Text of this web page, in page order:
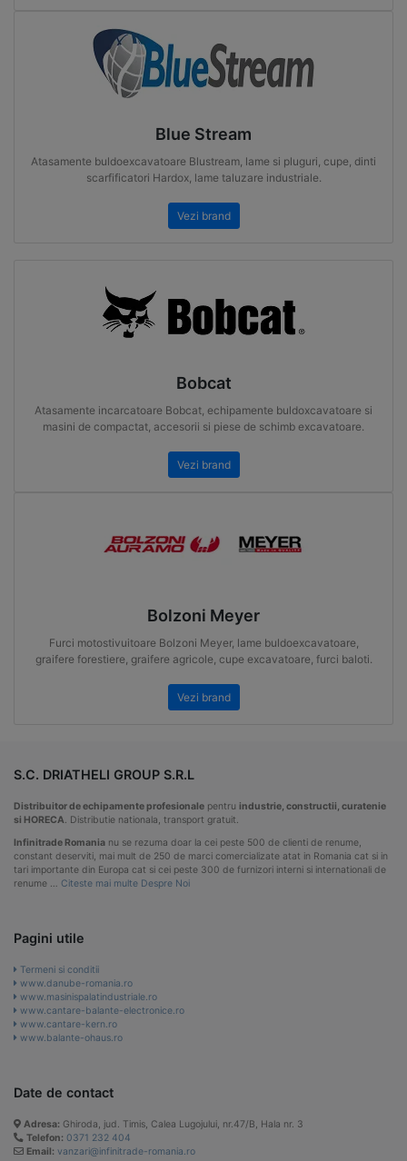
Blue Stream
Atasamente buldoexcavatoare Blustream, lame si pluguri, cupe, dinti
scarfificatori Hardox, lame taluzare industriale.
Vezi brand
Bobcat
Atasamente incarcatoare Bobcat, echipamente buldoxcavatoare si
masini de compactat, accesorii si piese de schimb excavatoare.
Vezi brand
Bolzoni Meyer
Furci motostivuitoare Bolzoni Meyer, lame buldoexcavatoare,
graifere forestiere, graifere agricole, cupe excavatoare, furci baloti.
Vezi brand
S.C. DRIATHELI GROUP S.R.L
Distribuitor de echipamente profesionale pentru industrie, constructii, curatenie
si HORECA. Distributie nationala, transport gratuit.
Infinitrade Romania nu se rezuma doar la cei peste 500 de clienti de renume,
constant deserviti, mai mult de 250 de marci comercializate atat in Romania cat si in
tari importante din Europa cat si cei peste 300 de furnizori interni si internationali de
renume … Citeste mai multe Despre Noi
Pagini utile
Termeni si conditii
www.danube-romania.ro
www.masinispalatindustriale.ro
www.cantare-balante-electronice.ro
www.cantare-kern.ro
www.balante-ohaus.ro
Date de contact
Adresa: Ghiroda, jud. Timis, Calea Lugojului, nr.47/B, Hala nr. 3
Telefon: 0371 232 404
Email: vanzari@infinitrade-romania.ro